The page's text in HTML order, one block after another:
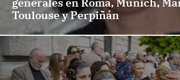
generales en Roma, Múnich,
Toulouse y Perpiñán